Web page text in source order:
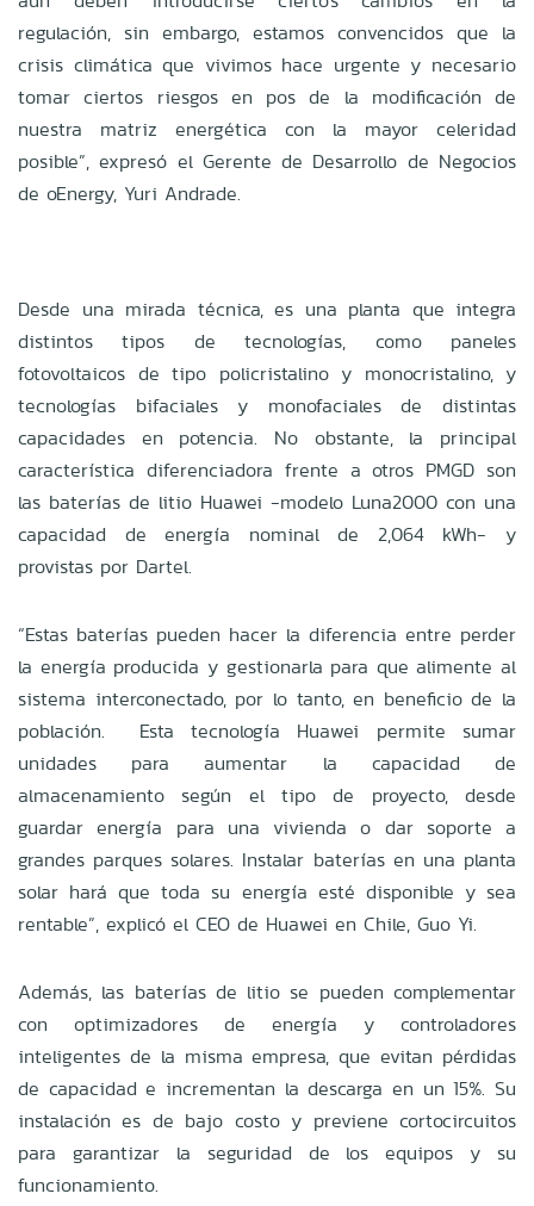
regulación, sin embargo, estamos convencidos que la
crisis climática que vivimos hace urgente y necesario
tomar ciertos riesgos en pos de la modificación de
nuestra matriz energética con la mayor celeridad
posible”, expresó el Gerente de Desarrollo de Negocios
de oEnergy, Yuri Andrade.
Desde una mirada técnica, es una planta que integra
distintos tipos de tecnologías, como paneles
fotovoltaicos de tipo policristalino y monocristalino, y
tecnologías bifaciales y monofaciales de distintas
capacidades en potencia. No obstante, la principal
característica diferenciadora frente a otros PMGD son
las baterías de litio Huawei -modelo Luna2000 con una
capacidad de energía nominal de 2,064 kWh- y
provistas por Dartel.
“Estas baterías pueden hacer la diferencia entre perder
la energía producida y gestionarla para que alimente al
sistema interconectado, por lo tanto, en beneficio de la
población. Esta tecnología Huawei permite sumar
unidades para aumentar la capacidad de
almacenamiento según el tipo de proyecto, desde
guardar energía para una vivienda o dar soporte a
grandes parques solares. Instalar baterías en una planta
solar hará que toda su energía esté disponible y sea
rentable”, explicó el CEO de Huawei en Chile, Guo Yi.
Además, las baterías de litio se pueden complementar
con optimizadores de energía y controladores
inteligentes de la misma empresa, que evitan pérdidas
de capacidad e incrementan la descarga en un 15%. Su
instalación es de bajo costo y previene cortocircuitos
para garantizar la seguridad de los equipos y su
funcionamiento.